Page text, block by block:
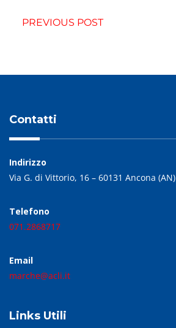
PREVIOUS POST
Contatti
Indirizzo
Via G. di Vittorio, 16 – 60131 Ancona (AN)
Telefono
071.2868717
Email
marche@acli.it
Links Utili